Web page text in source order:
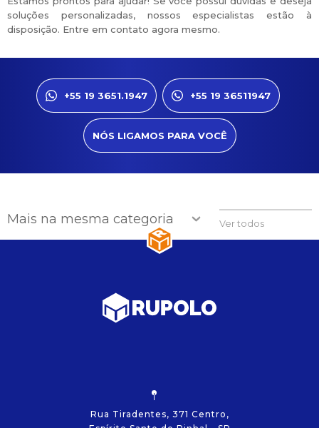
soluções personalizadas, nossos especialistas estão à
disposição. Entre em contato agora mesmo.
+55 19 3651.1947 +55 19 36511947
NÓS LIGAMOS PARA VOCÊ
Mais na mesma categoria Ver todos
Rua Tiradentes, 371 Centro,